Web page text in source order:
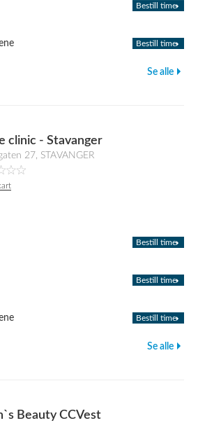
Bestill time
Bestill time
Se alle
clinic - Stavanger
27, STAVANGER
Bestill time
Bestill time
Bestill time
Se alle
Beauty CCVest